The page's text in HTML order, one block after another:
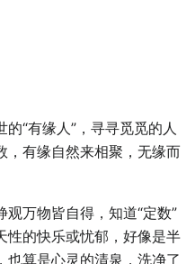
“有缘人”，寻寻觅觅的人
，有缘自然来相聚，无缘而
万物皆自得，知道“定数”
性的快乐或忧郁，好像是半
也算是心灵的清泉，洗净了